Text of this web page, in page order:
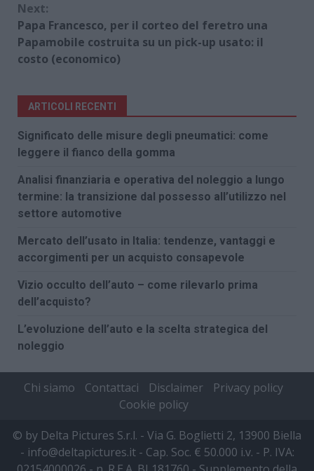
Next:
Papa Francesco, per il corteo del feretro una
Papamobile costruita su un pick-up usato: il
costo (economico)
ARTICOLI RECENTI
Significato delle misure degli pneumatici: come
leggere il fianco della gomma
Analisi finanziaria e operativa del noleggio a lungo
termine: la transizione dal possesso all’utilizzo nel
settore automotive
Mercato dell’usato in Italia: tendenze, vantaggi e
accorgimenti per un acquisto consapevole
Vizio occulto dell’auto – come rilevarlo prima
dell’acquisto?
L’evoluzione dell’auto e la scelta strategica del
noleggio
Chi siamo Contattaci Disclaimer
Privacy policy
Cookie policy
© by Delta Pictures S.r.l. - Via G. Boglietti 2, 13900 Biella
- info@deltapictures.it - Cap. Soc. € 50.000 i.v. - P. IVA: